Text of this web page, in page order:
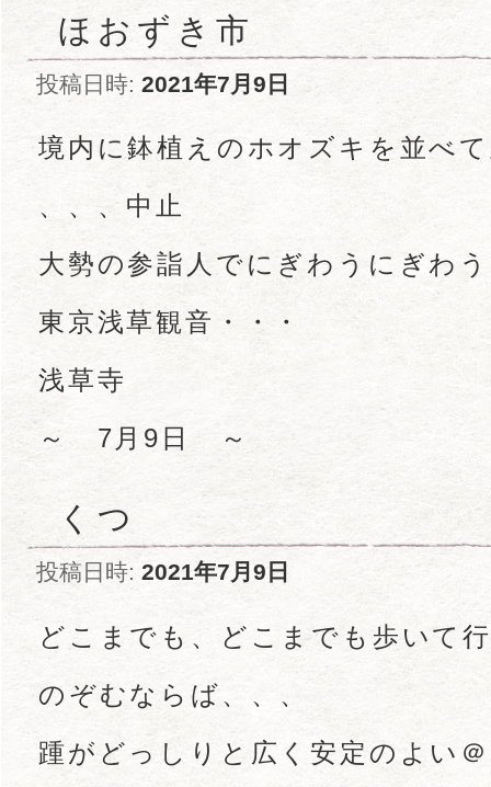
ほおずき市
投稿日時: 2021年7月9日
境内に鉢植えのホオズキを並べ
、、、中止
大勢の参詣人でにぎわうにぎわう
東京浅草観音・・・
浅草寺
～ 7月9日 ～
くつ
投稿日時: 2021年7月9日
どこまでも、どこまでも歩いて
のぞむならば、、、
踵がどっしりと広く安定のよい